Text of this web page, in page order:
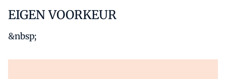
EIGEN VOORKEUR
&nbsp;